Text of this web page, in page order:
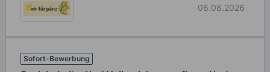
06.08.2026
Sofort-Bewerbung